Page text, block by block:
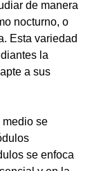
de manera
nocturno, o
Esta variedad
la
a sus
medio se
se enfoca